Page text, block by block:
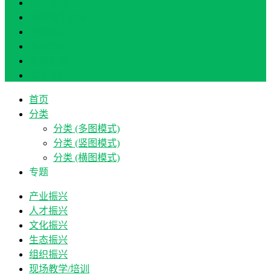
首页
分类
分类 (多图模式)
分类 (竖图模式)
分类 (横图模式)
专题
产业振兴
人才振兴
文化振兴
生态振兴
组织振兴
现场教学/培训